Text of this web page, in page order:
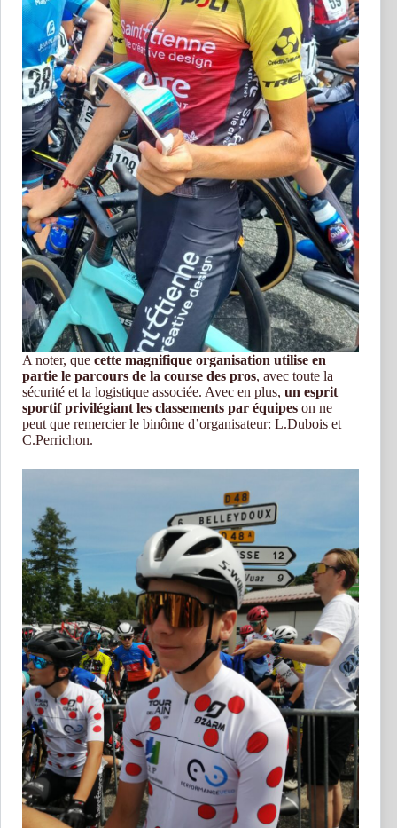
A noter, que cette magnifique organisation utilise en
partie le parcours de la course des pros, avec toute la
sécurité et la logistique associée. Avec en plus, un esprit
sportif privilégiant les classements par équipes on ne
peut que remercier le binôme d’organisateur: L.Dubois et
C.Perrichon.